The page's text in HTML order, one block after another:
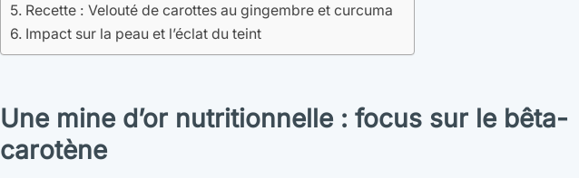
Recette : Velouté de carottes au gingembre et curcuma
Impact sur la peau et l’éclat du teint
Une mine d’or nutritionnelle : focus sur le bêta-
carotène